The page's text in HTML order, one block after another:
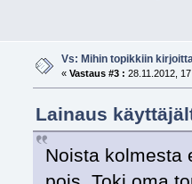
Vs: Mihin topikkiin
« Vastaus #3 : 28.11.2012,
Lainaus
Noista kolmesta